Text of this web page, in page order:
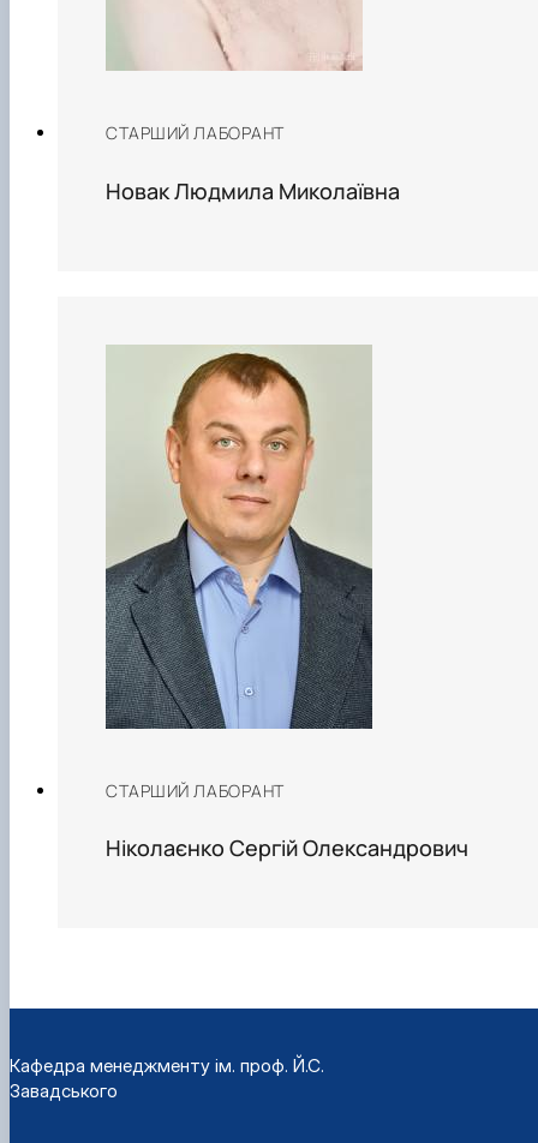
СТАРШИЙ ЛАБОРАНТ
Новак Людмила Миколаївна
СТАРШИЙ ЛАБОРАНТ
Ніколаєнко Сергій Олександрович
Кафедра менеджменту ім. проф. Й.С.
Завадського